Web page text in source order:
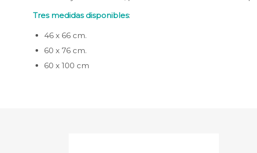
Tres medidas disponibles:
46 x 66 cm.
60 x 76 cm.
60 x 100 cm